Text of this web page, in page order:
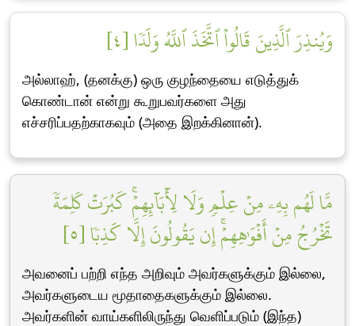
وَيُنذِرَ ٱلَّذِينَ قَالُواْ ٱتَّخَذَ ٱللَّهُ وَلَدٗا [٤]
அல்லாஹ், (தனக்கு) ஒரு குழந்தையை எடுத்துக்
கொண்டான் என்று கூறுபவர்களை அது
எச்சரிப்பதற்காகவும் (அதை இறக்கினான்).
مَّا لَهُم بِهِۦ مِنۡ عِلۡمٖ وَلَا لِأٓبَآئِهِمۡۚ كَبُرَتۡ كَلِمَةٗ
تَخۡرُجُ مِنۡ أَفۡوَٰهِهِمۡۚ إِن يَقُولُونَ إِلَّا كَذِبٗا [٥]
அவனைப் பற்றி எந்த அறிவும் அவர்களுக்கும் இல்லை,
அவர்களுடைய மூதாதைகளுக்கும் இல்லை.
அவர்களின் வாய்களிலிருந்து வெளிப்படும் (இந்த)